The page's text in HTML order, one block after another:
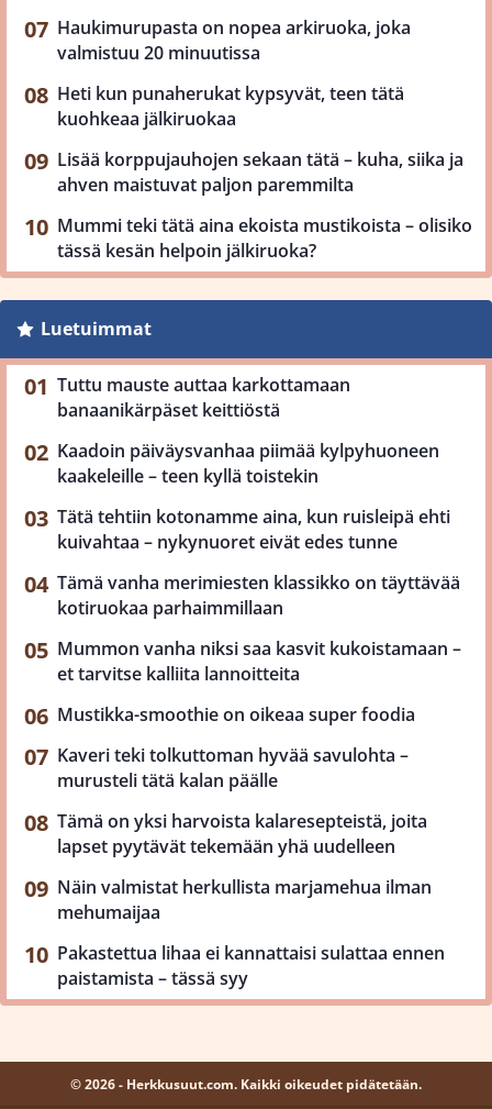
Haukimurupasta on nopea arkiruoka, joka
valmistuu 20 minuutissa
Heti kun punaherukat kypsyvät, teen tätä
kuohkeaa jälkiruokaa
Lisää korppujauhojen sekaan tätä – kuha, siika ja
ahven maistuvat paljon paremmilta
Mummi teki tätä aina ekoista mustikoista – olisiko
tässä kesän helpoin jälkiruoka?
Luetuimmat
Tuttu mauste auttaa karkottamaan
banaanikärpäset keittiöstä
Kaadoin päiväysvanhaa piimää kylpyhuoneen
kaakeleille – teen kyllä toistekin
Tätä tehtiin kotonamme aina, kun ruisleipä ehti
kuivahtaa – nykynuoret eivät edes tunne
Tämä vanha merimiesten klassikko on täyttävää
kotiruokaa parhaimmillaan
Mummon vanha niksi saa kasvit kukoistamaan –
et tarvitse kalliita lannoitteita
Mustikka-smoothie on oikeaa super foodia
Kaveri teki tolkuttoman hyvää savulohta –
murusteli tätä kalan päälle
Tämä on yksi harvoista kalaresepteistä, joita
lapset pyytävät tekemään yhä uudelleen
Näin valmistat herkullista marjamehua ilman
mehumaijaa
Pakastettua lihaa ei kannattaisi sulattaa ennen
paistamista – tässä syy
© 2026 - Herkkusuut.com. Kaikki oikeudet pidätetään.